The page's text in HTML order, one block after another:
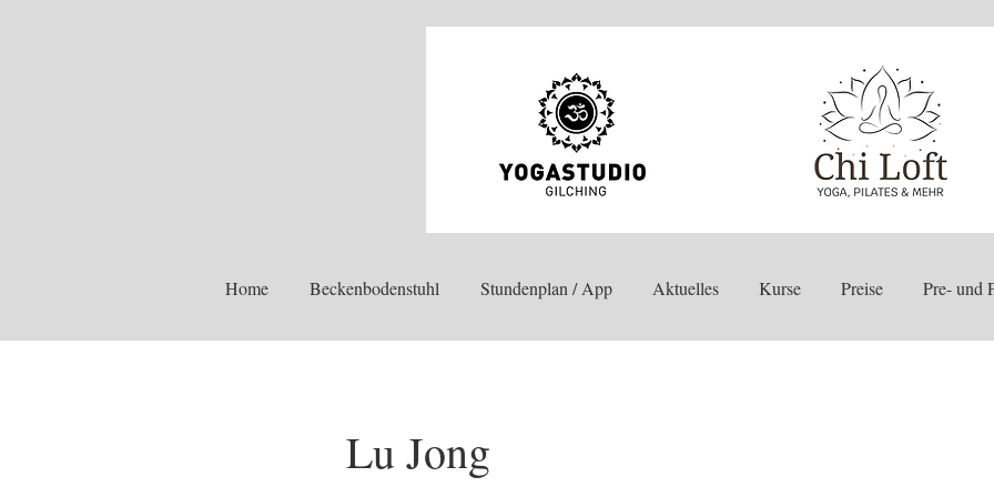
Home Beckenbodenstuhl Stundenplan / App Aktuelles Kurse Preise Pre- und
Lu Jong